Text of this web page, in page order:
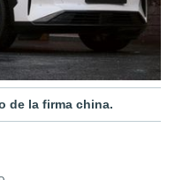
de la firma china.